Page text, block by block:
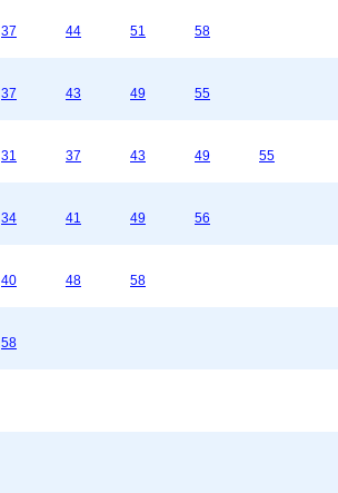
37 44 51 58
37 43 49 55
31 37 43 49 55
34 41 49 56
40 48 58
58